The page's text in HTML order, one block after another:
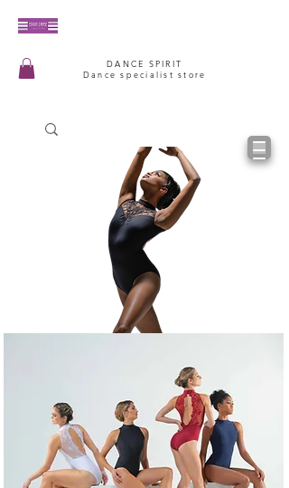
DANCE SPIRIT
Dance specialist store